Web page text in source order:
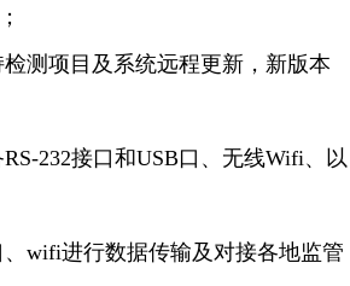
测项目及系统远程更新，新版本
232接口和USB口、无线Wifi、以
wifi进行数据传输及对接各地监管